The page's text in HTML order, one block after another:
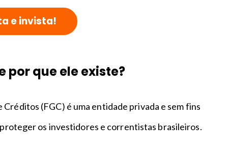
e invista!
por que ele existe?
(FGC) é uma entidade privada e sem fins
os investidores e correntistas brasileiros.